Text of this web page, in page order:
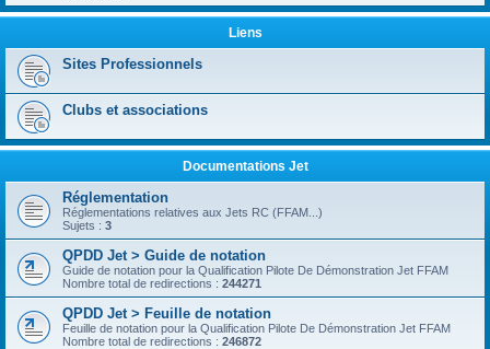
Liens
Sites Professionnels
Clubs et associations
Documentations Jet
Réglementation
Réglementations relatives aux Jets RC (FFAM...)
Sujets : 3
QPDD Jet > Guide de notation
Guide de notation pour la Qualification Pilote De Démonstration Jet FFAM
Nombre total de redirections : 244271
QPDD Jet > Feuille de notation
Feuille de notation pour la Qualification Pilote De Démonstration Jet FFAM
Nombre total de redirections : 246872